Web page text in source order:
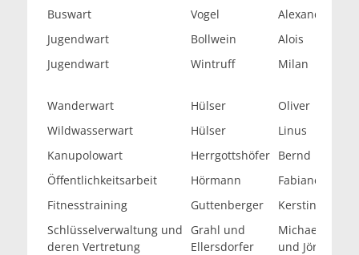
Buswart
Vogel Alexander
Jugendwart
Bollwein Alois
Jugendwart
Wintruff Milan
Wanderwart Hülser Oliver
Wildwasserwart
Hülser Linus
Kanupolowart
Herrgottshöfer Bernd
Öffentlichkeitsarbeit
Hörmann Fabiane
Fitnesstraining
Guttenberger Kerstin
Schlüsselverwaltung und
deren Vertretung
Grahl und
Ellersdorfer
Michael
und Jörg